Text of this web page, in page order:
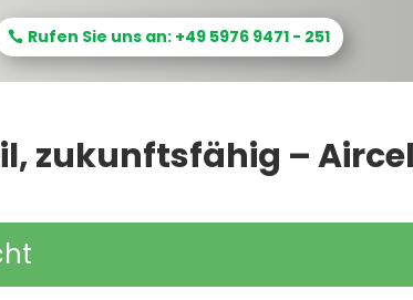
Rufen Sie uns an: +49 5976 9471 - 251
zukunftsfähig –